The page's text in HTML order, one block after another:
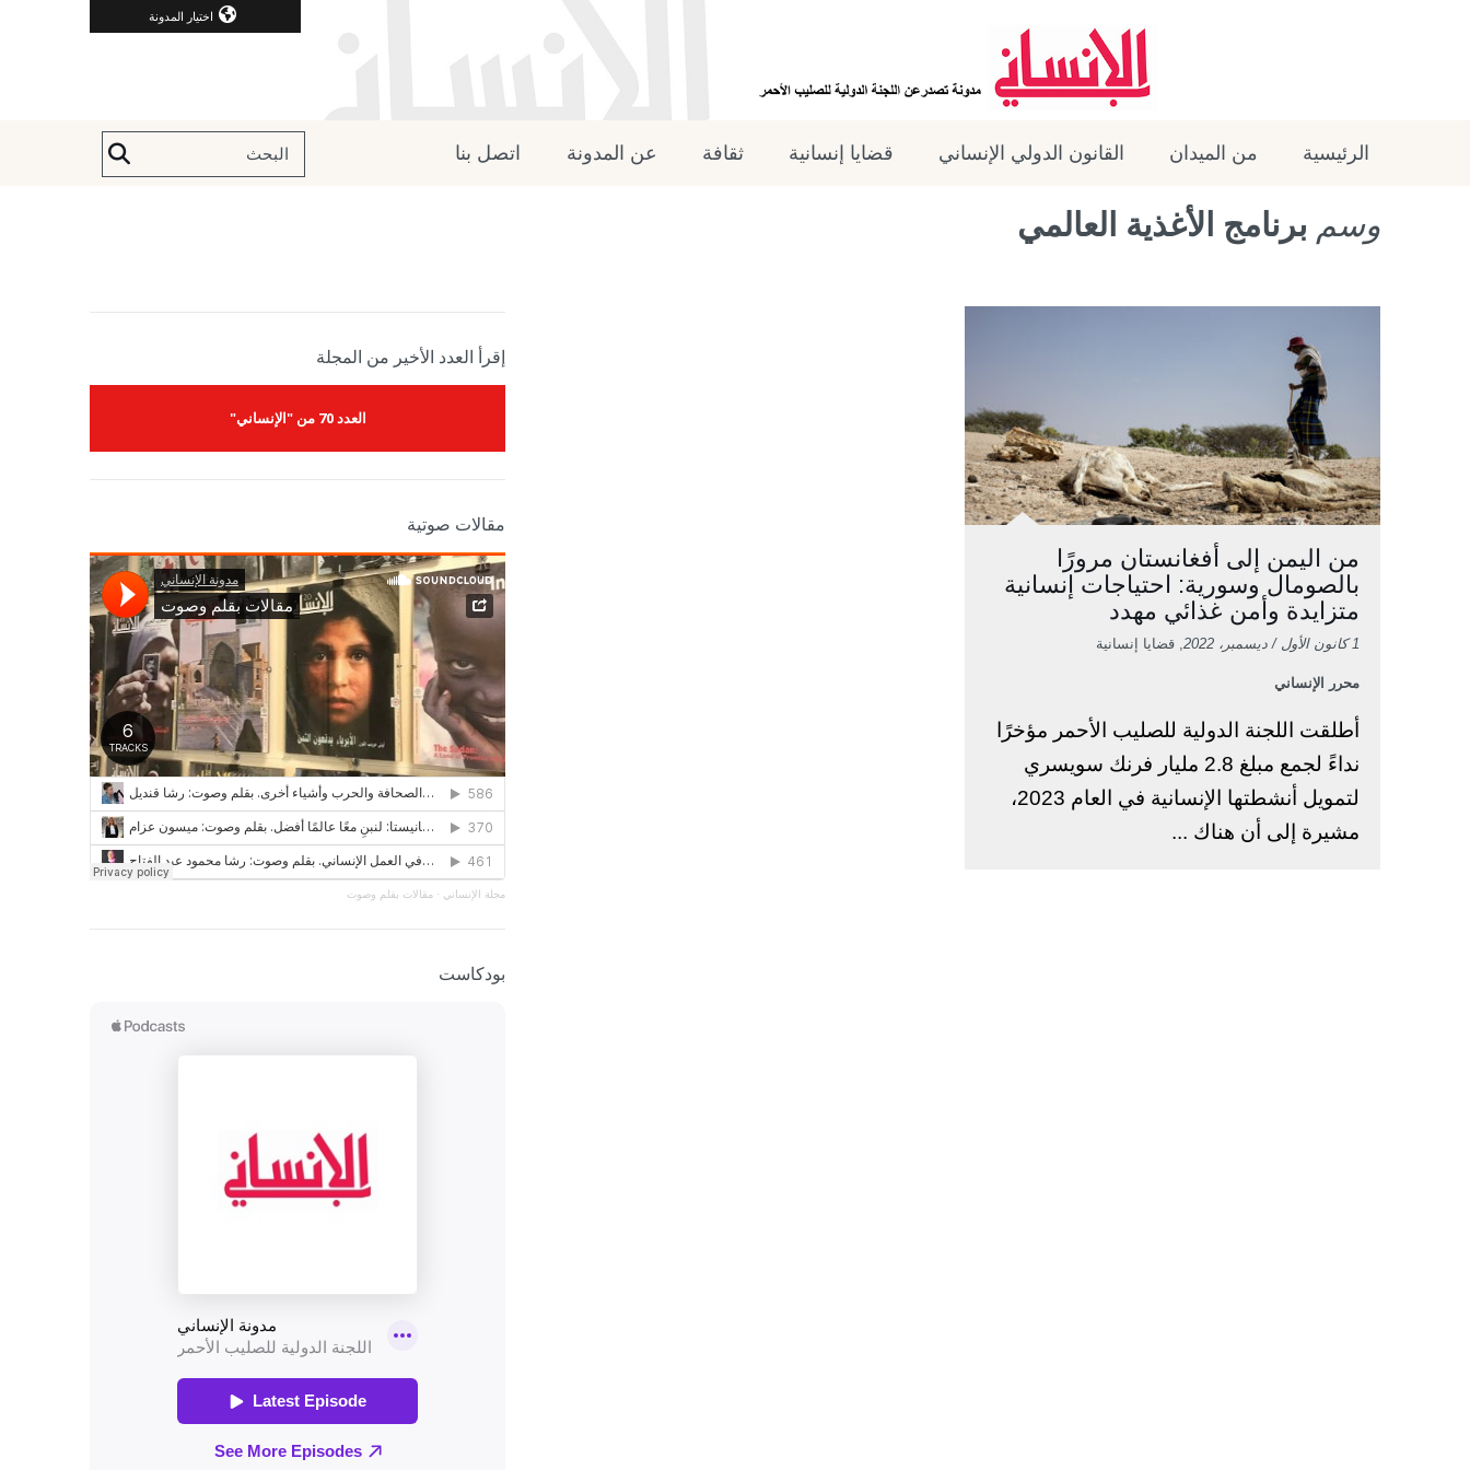
اختيار المدونة
الرئيسية من الميدان القانون الدولي الإنساني قضايا إنسانية ثقافة عن المدونة اتصل بنا
وسم برنامج الأغذية العالمي
من اليمن إلى أفغانستان مرورًا
بالصومال وسورية: احتياجات إنسانية
متزايدة وأمن غذائي مهدد
1 كانون الأول / ديسمبر، 2022 , قضايا إنسانية
محرر الإنساني
أطلقت اللجنة الدولية للصليب الأحمر مؤخرًا
نداءً لجمع مبلغ 2.8 مليار فرنك سويسري
لتمويل أنشطتها الإنسانية في العام 2023،
مشيرة إلى أن هناك ...
إقرأ العدد الأخير من المجلة
العدد 70 من "الإنساني"
مقالات صوتية
مجلة الإنساني · مقالات بقلم وصوت
بودكاست